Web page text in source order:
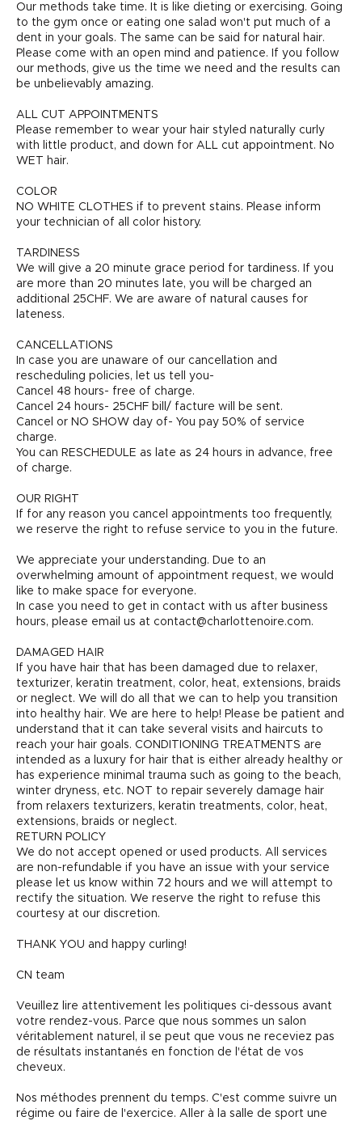
Our methods take time. It is like dieting or exercising. Going
to the gym once or eating one salad won't put much of a
dent in your goals. The same can be said for natural hair.
Please come with an open mind and patience. If you follow
our methods, give us the time we need and the results can
be unbelievably amazing.
ALL CUT APPOINTMENTS
Please remember to wear your hair styled naturally curly
with little product, and down for ALL cut appointment. No
WET hair.
COLOR
NO WHITE CLOTHES if to prevent stains. Please inform
your technician of all color history.
TARDINESS
We will give a 20 minute grace period for tardiness. If you
are more than 20 minutes late, you will be charged an
additional 25CHF. We are aware of natural causes for
lateness.
CANCELLATIONS
In case you are unaware of our cancellation and
rescheduling policies, let us tell you-
Cancel 48 hours- free of charge.
Cancel 24 hours- 25CHF bill/ facture will be sent.
Cancel or NO SHOW day of- You pay 50% of service
charge.
You can RESCHEDULE as late as 24 hours in advance, free
of charge.
OUR RIGHT
If for any reason you cancel appointments too frequently,
we reserve the right to refuse service to you in the future.
We appreciate your understanding. Due to an
overwhelming amount of appointment request, we would
like to make space for everyone.
In case you need to get in contact with us after business
hours, please email us at contact@charlottenoire.com.
DAMAGED HAIR
If you have hair that has been damaged due to relaxer,
texturizer, keratin treatment, color, heat, extensions, braids
or neglect. We will do all that we can to help you transition
into healthy hair. We are here to help! Please be patient and
understand that it can take several visits and haircuts to
reach your hair goals. CONDITIONING TREATMENTS are
intended as a luxury for hair that is either already healthy or
has experience minimal trauma such as going to the beach,
winter dryness, etc. NOT to repair severely damage hair
from relaxers texturizers, keratin treatments, color, heat,
extensions, braids or neglect.
RETURN POLICY
We do not accept opened or used products. All services
are non-refundable if you have an issue with your service
please let us know within 72 hours and we will attempt to
rectify the situation. We reserve the right to refuse this
courtesy at our discretion.
THANK YOU and happy curling!
CN team
Veuillez lire attentivement les politiques ci-dessous avant
votre rendez-vous. Parce que nous sommes un salon
véritablement naturel, il se peut que vous ne receviez pas
de résultats instantanés en fonction de l'état de vos
cheveux.
Nos méthodes prennent du temps. C'est comme suivre un
régime ou faire de l'exercice. Aller à la salle de sport une